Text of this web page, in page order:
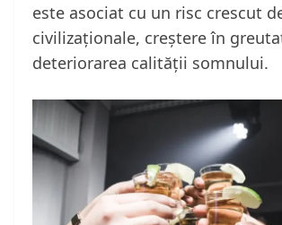
este asociat cu un risc crescut
civilizaționale, creștere în
deteriorarea calității somnului.